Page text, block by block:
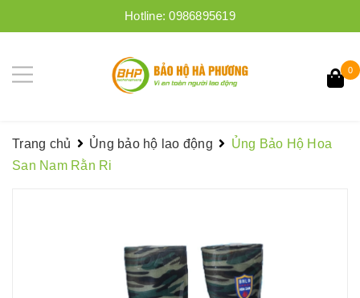
Hotline:0986895619
0
Trang chủ Ủng bảo hộ lao động
Ủng Bảo Hộ Hoa
San Nam Rằn Ri